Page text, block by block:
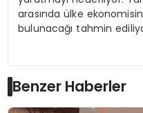
arasında ülke
bulunacağı tahmin
Benzer Haberler